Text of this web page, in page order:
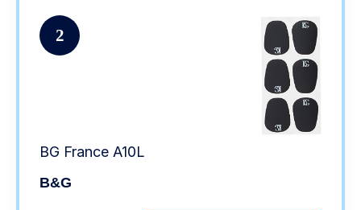
2
BG France A10L
B&G